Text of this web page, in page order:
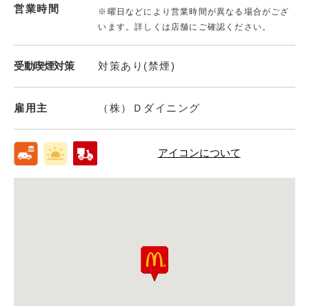
営業時間
※曜日などにより営業時間が異なる場合がござ
います。詳しくは店舗にご確認ください。
受動喫煙対策 対策あり(禁煙)
雇用主 （株）Ｄダイニング
アイコンについて